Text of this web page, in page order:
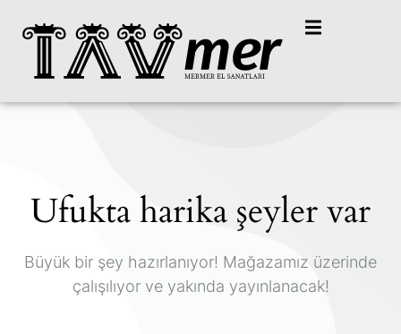
Ufukta harika şeyler var
Büyük bir şey hazırlanıyor! Mağazamız üzerinde
çalışılıyor ve yakında yayınlanacak!